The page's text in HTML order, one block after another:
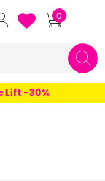
Grande Pharmacie
0
-30%